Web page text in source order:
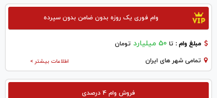
وام فوری یک روزه بدون ضامن بدون سپرده
مبلغ وام : تا 50 میلیارد تومان
اطلاعات بیشتر > تمامی شهر های ایران
فروش وام 4 درصدی